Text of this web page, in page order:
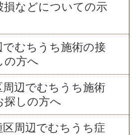
損などについての示
でむちうち施術の接
の方へ
周辺でむちうち施術
探しの方へ
区周辺でむちうち症